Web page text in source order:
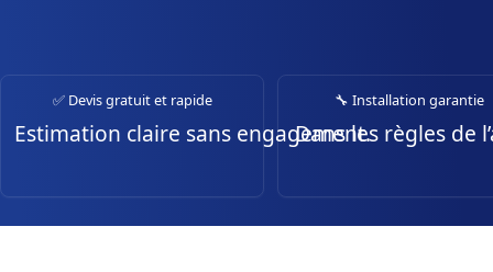
✅ Devis gratuit et rapide
Estimation claire sans engagement.
🔧 Installation garantie
Dans les règles de